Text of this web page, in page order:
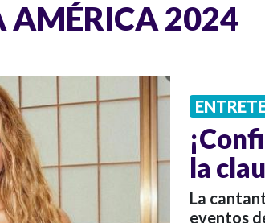
AMÉRICA 2024
la
La
eventos